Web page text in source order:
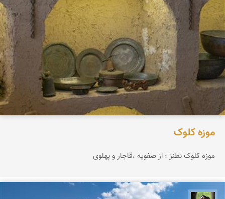
موزه کلوک
موزه کلوک نطنز ؛ از صفویه ،قاجار و پهلوی